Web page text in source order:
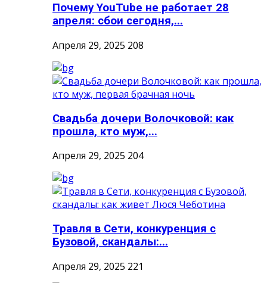
Почему YouTube не работает 28
апреля: сбои сегодня,...
Апреля 29, 2025 208
Свадьба дочери Волочковой: как
прошла, кто муж,...
Апреля 29, 2025 204
Травля в Сети, конкуренция с
Бузовой, скандалы:...
Апреля 29, 2025 221